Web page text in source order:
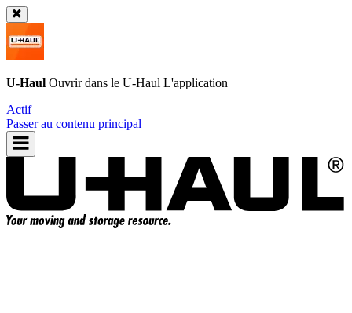
U-Haul Ouvrir dans le U-Haul L'application
Actif
Passer au contenu principal